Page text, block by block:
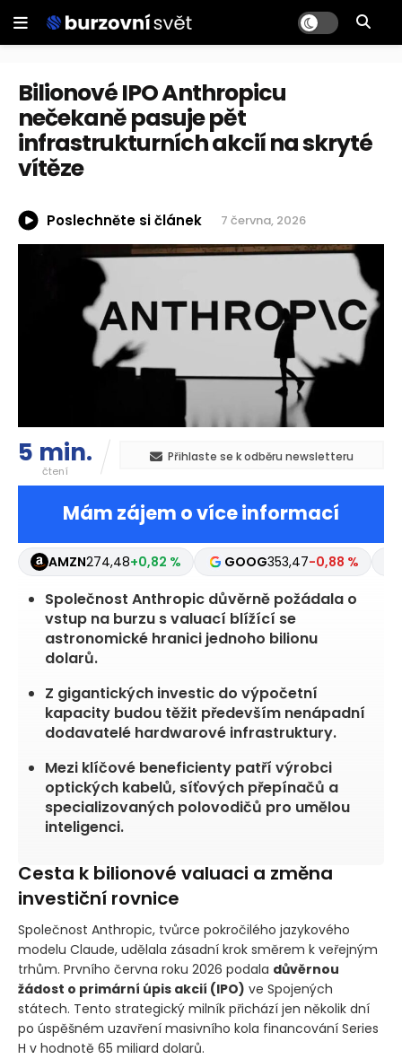
Bilionové IPO Anthropicu
nečekaně pasuje pět
infrastrukturních akcií na skryté
vítěze
Poslechněte si článek 7 června, 2026
5 min.
čtení
Přihlaste se k odběru newsletteru
Mám zájem o více informací
AMZN274,48+0,82 % GOOG353,47-0,88 %
Společnost Anthropic důvěrně požádala o
vstup na burzu s valuací blížící se
astronomické hranici jednoho bilionu
dolarů.
Z gigantických investic do výpočetní
kapacity budou těžit především nenápadní
dodavatelé hardwarové infrastruktury.
Mezi klíčové beneficienty patří výrobci
optických kabelů, síťových přepínačů a
specializovaných polovodičů pro umělou
inteligenci.
Cesta k bilionové valuaci a změna
investiční rovnice
Společnost Anthropic, tvůrce pokročilého jazykového
modelu Claude, udělala zásadní krok směrem k veřejným
trhům. Prvního června roku 2026 podala důvěrnou
žádost o primární úpis akcií (IPO) ve Spojených
státech. Tento strategický milník přichází jen několik dní
po úspěšném uzavření masivního kola financování Series
H v hodnotě 65 miliard dolarů.